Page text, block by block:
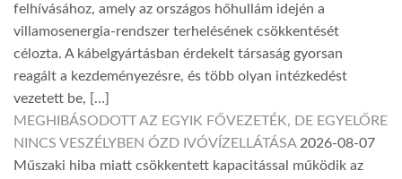
felhívásához, amely az országos hőhullám idején a
villamosenergia-rendszer terhelésének csökkentését
célozta. A kábelgyártásban érdekelt társaság gyorsan
reagált a kezdeményezésre, és több olyan intézkedést
vezetett be, […]
MEGHIBÁSODOTT AZ EGYIK FŐVEZETÉK, DE EGYELŐRE
NINCS VESZÉLYBEN ÓZD IVÓVÍZELLÁTÁSA 2026-08-07
Műszaki hiba miatt csökkentett kapacitással működik az